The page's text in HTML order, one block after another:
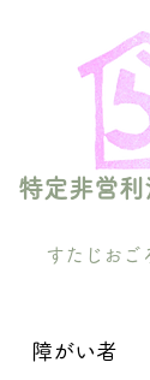
特定非営
すたじおご
障がい者